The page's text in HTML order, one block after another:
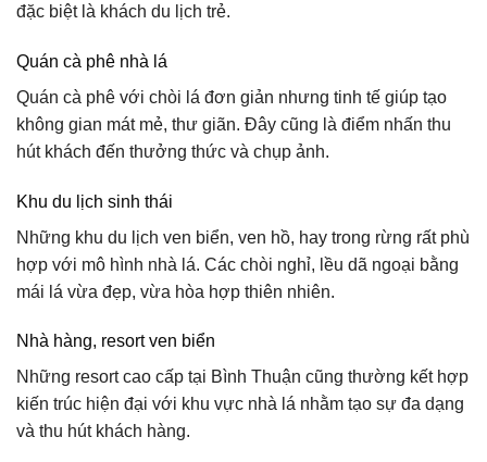
đặc biệt là khách du lịch trẻ.
Quán cà phê nhà lá
Quán cà phê với chòi lá đơn giản nhưng tinh tế giúp tạo
không gian mát mẻ, thư giãn. Đây cũng là điểm nhấn thu
hút khách đến thưởng thức và chụp ảnh.
Khu du lịch sinh thái
Những khu du lịch ven biển, ven hồ, hay trong rừng rất phù
hợp với mô hình nhà lá. Các chòi nghỉ, lều dã ngoại bằng
mái lá vừa đẹp, vừa hòa hợp thiên nhiên.
Nhà hàng, resort ven biển
Những resort cao cấp tại Bình Thuận cũng thường kết hợp
kiến trúc hiện đại với khu vực nhà lá nhằm tạo sự đa dạng
và thu hút khách hàng.